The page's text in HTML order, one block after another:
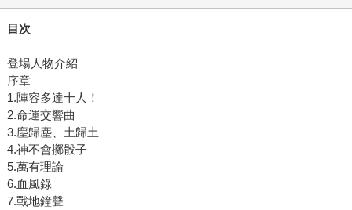
目次
登場人物介紹
序章
1.陣容多達十人！
2.命運交響曲
3.塵歸塵、土歸土
4.神不會擲骰子
5.萬有理論
6.血風錄
7.戰地鐘聲